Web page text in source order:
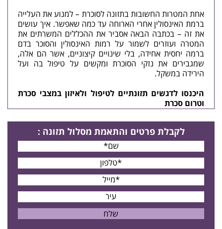
אחת המטרות החשובות בתזונה לסוכרת – למנוע את העלייה
ברמת האינסולין אחרי הארוחה עד כמה שאפשר. איך עושים
את זה – בכתבה הבאה אסביר את ההכללים המשרתים את
המטרה ועוזרים לשמור על רמות האינסולין והסוכר בדם
ברמה יחסית אחידה, בלי שינויים קיצוניים, אשר הם אלה,
שמגבירים את נזקי הסוכרת ומקשים על טיפול בה ועל
הירידה במשקל.
היכנסו לדגשים תזונתיים לטיפול ולאיזון במצבי סכרת
וטרום סכרת
לקבלת פרטים והתאמת מסלול תזונה :